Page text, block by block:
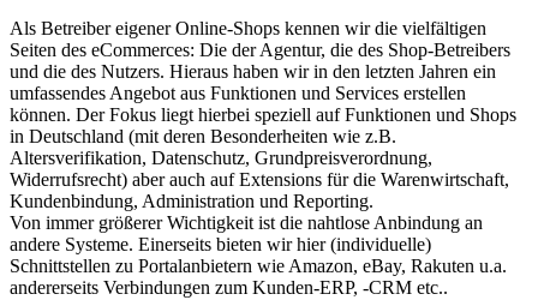
Als Betreiber eigener Online-Shops kennen wir die vielfältigen
Seiten des eCommerces: Die der Agentur, die des Shop-Betreibers
und die des Nutzers. Hieraus haben wir in den letzten Jahren ein
umfassendes Angebot aus Funktionen und Services erstellen
können. Der Fokus liegt hierbei speziell auf Funktionen und Shops
in Deutschland (mit deren Besonderheiten wie z.B.
Altersverifikation, Datenschutz, Grundpreisverordnung,
Widerrufsrecht) aber auch auf Extensions für die Warenwirtschaft,
Kundenbindung, Administration und Reporting.
Von immer größerer Wichtigkeit ist die nahtlose Anbindung an
andere Systeme. Einerseits bieten wir hier (individuelle)
Schnittstellen zu Portalanbietern wie Amazon, eBay, Rakuten u.a.
andererseits Verbindungen zum Kunden-ERP, -CRM etc..